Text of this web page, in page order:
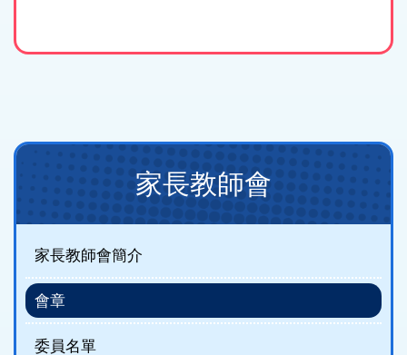
Main
(new)
家長教師會
家長教師會簡介
會章
委員名單